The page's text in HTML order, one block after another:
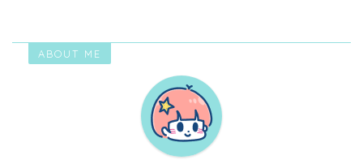
ABOUT ME